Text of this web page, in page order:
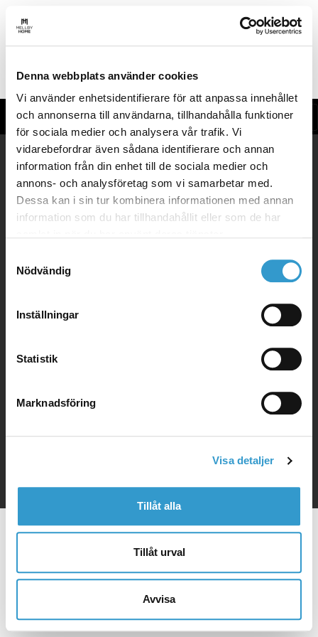
Denna webbplats använder cookies
Vi använder enhetsidentifierare för att anpassa innehållet
och annonserna till användarna, tillhandahålla funktioner
för sociala medier och analysera vår trafik. Vi
vidarebefordrar även sådana identifierare och annan
information från din enhet till de sociala medier och
annons- och analysföretag som vi samarbetar med.
Dessa kan i sin tur kombinera informationen med annan
information som du har tillhandahållit eller som de har
Nödvändig
Inställningar
Statistik
Marknadsföring
Visa detaljer
Tillåt alla
Tillåt urval
Avvisa
DA
70 10 17 80
info.da@mellbyhome.com
This website is protected by copyright law.